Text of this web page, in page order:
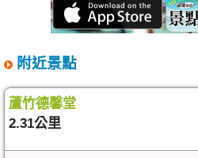
附近景點
蘆竹德馨堂
2.31公里